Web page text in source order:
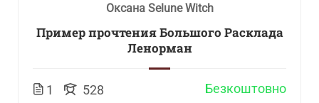
Оксана Selune Witch
Пример прочтения Большого Расклада
Ленорман
1 528 Безкоштовно